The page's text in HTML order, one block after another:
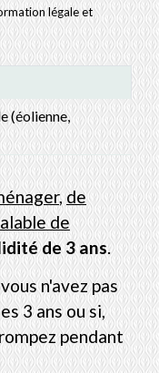
légale et
(éolienne,
, de
de
de 3 ans.
n'avez pas
3 ans ou si,
pendant